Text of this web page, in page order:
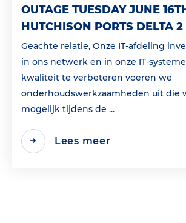
OUTAGE TUESDAY JUNE
HUTCHISON PORTS DELTA 2
Geachte relatie, Onze IT-afdeling
in ons netwerk en in onze IT-
kwaliteit te verbeteren voeren we
onderhoudswerkzaamheden uit die
mogelijk tijdens de ...
Lees meer